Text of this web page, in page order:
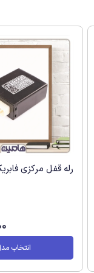
رله قفل مرکزی فابریک 111 و
انتخاب